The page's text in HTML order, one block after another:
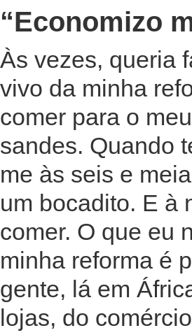
“Economizo
Às vezes, queria
vivo da minha
comer para o
sandes. Quando
me às seis e
um bocadito. E à
comer. O que eu
minha reforma é
gente, lá em
lojas, do